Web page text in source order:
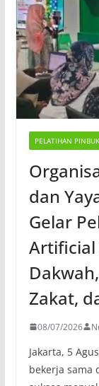
PELATIHAN PINBUK
dan
Gelar
Zakat,
08/07/2026
Jakarta, 5
bekerja sama